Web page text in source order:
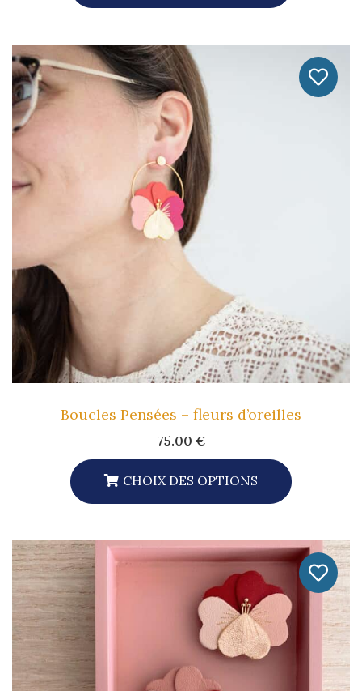
A
Plusieurs
Variations.
Les
Options
Peuvent
Être
Choisies
Sur
Du
Produit
Boucles Pensées – fleurs d’oreilles
75.00 €
CHOIX DES OPTIONS
A
Plusieurs
Variations.
Les
Options
Peuvent